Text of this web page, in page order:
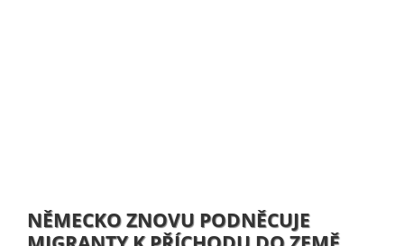
NĚMECKO ZNOVU PODNĚCUJE